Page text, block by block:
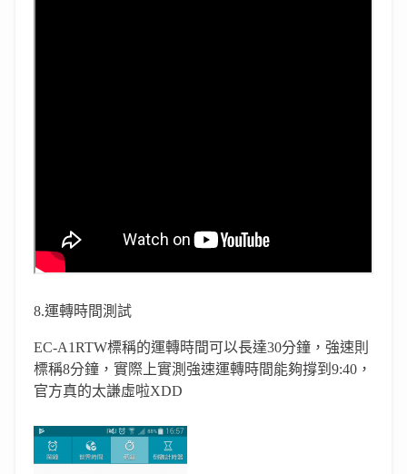
8.運轉時間測試
EC-A1RTW標稱的運轉時間可以長達30分鐘，強速則
標稱8分鐘，實際上實測強速運轉時間能夠撐到9:40，
官方真的太謙虛啦XDD